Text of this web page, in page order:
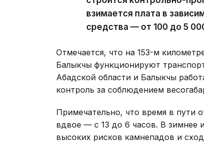
взимается плата в
средства — от 100 до 5
Отмечается, что на 153-м
Балыкчы функционируют
Абадской области и Балыкчы
контроль за соблюдением
Примечательно, что время в пути
вдвое — с 13 до 6 часов. В зимнее
высоких рисков камнепадов и